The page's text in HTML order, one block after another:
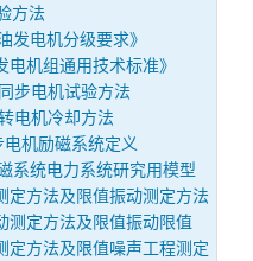
方法
发电机分级要求》
机组通用技术标准》
步电机试验方法
电机冷却方法
机励磁系统定义
系统电力系统研究用模型
定方法及限值振动测定方法
测定方法及限值振动限值
定方法及限值噪声工程测定